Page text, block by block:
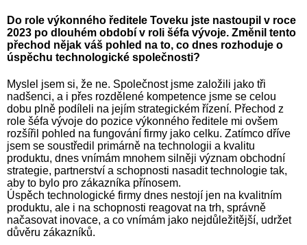
Do role výkonného ředitele Toveku jste nastoupil v roce
2023 po dlouhém období v roli šéfa vývoje. Změnil tento
přechod nějak váš pohled na to, co dnes rozhoduje o
úspěchu technologické společnosti?
Myslel jsem si, že ne. Společnost jsme založili jako tři
nadšenci, a i přes rozdělené kompetence jsme se celou
dobu plně podíleli na jejím strategickém řízení. Přechod z
role šéfa vývoje do pozice výkonného ředitele mi ovšem
rozšířil pohled na fungování firmy jako celku. Zatímco dříve
jsem se soustředil primárně na technologii a kvalitu
produktu, dnes vnímám mnohem silněji význam obchodní
strategie, partnerství a schopnosti nasadit technologie tak,
aby to bylo pro zákazníka přínosem.
Úspěch technologické firmy dnes nestojí jen na kvalitním
produktu, ale i na schopnosti reagovat na trh, správně
načasovat inovace, a co vnímám jako nejdůležitější, udržet
důvěru zákazníků.